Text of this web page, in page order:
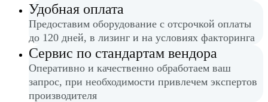
Удобная оплата
Предоставим оборудование с отсрочкой оплаты
до 120 дней, в лизинг и на условиях факторинга
Сервис по стандартам вендора
Оперативно и качественно обработаем ваш
запрос, при необходимости привлечем экспертов
производителя